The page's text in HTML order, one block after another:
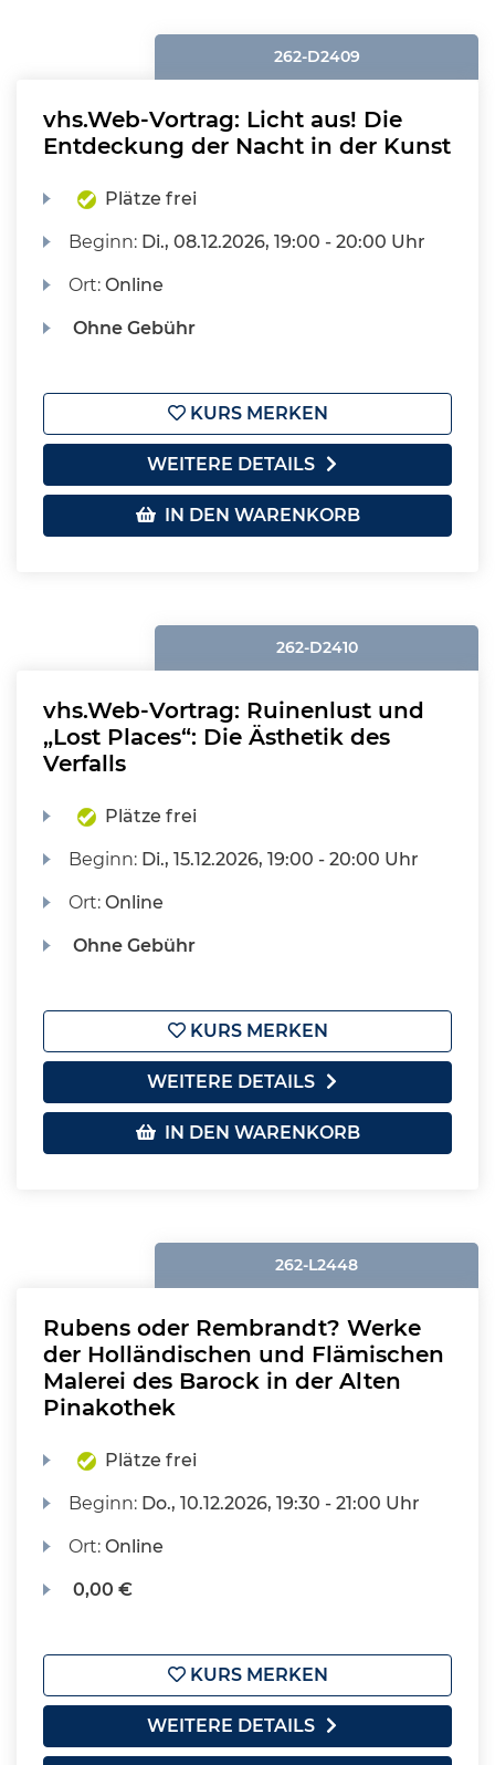
262-D2409
vhs.Web-Vortrag: Licht aus! Die
Entdeckung der Nacht in der Kunst
Plätze frei
Beginn: Di., 08.12.2026, 19:00 - 20:00 Uhr
Ort:Online
Ohne Gebühr
KURS MERKEN
WEITERE DETAILS
IN DEN WARENKORB
262-D2410
vhs.Web-Vortrag: Ruinenlust und
„Lost Places“: Die Ästhetik des
Verfalls
Plätze frei
Beginn: Di., 15.12.2026, 19:00 - 20:00 Uhr
Ort:Online
Ohne Gebühr
KURS MERKEN
WEITERE DETAILS
IN DEN WARENKORB
262-L2448
Rubens oder Rembrandt? Werke
der Holländischen und Flämischen
Malerei des Barock in der Alten
Pinakothek
Plätze frei
Beginn: Do., 10.12.2026, 19:30 - 21:00 Uhr
Ort:Online
0,00 €
KURS MERKEN
WEITERE DETAILS